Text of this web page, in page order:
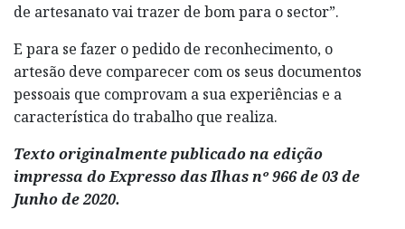
de artesanato vai trazer de bom para o sector”.
E para se fazer o pedido de reconhecimento, o
artesão deve comparecer com os seus documentos
pessoais que comprovam a sua experiências e a
característica do trabalho que realiza.
Texto originalmente publicado na edição
impressa do Expresso das Ilhas nº 966 de 03 de
Junho de 2020.